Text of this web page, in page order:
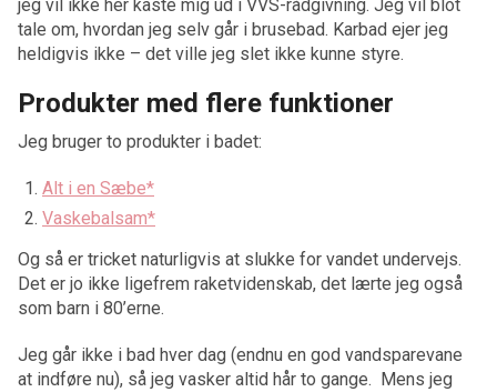
jeg vil ikke her kaste mig ud i VVS-rådgivning. Jeg vil blot
tale om, hvordan jeg selv går i brusebad. Karbad ejer jeg
heldigvis ikke – det ville jeg slet ikke kunne styre.
Produkter med flere funktioner
Jeg bruger to produkter i badet:
Alt i en Sæbe*
Vaskebalsam*
Og så er tricket naturligvis at slukke for vandet undervejs.
Det er jo ikke ligefrem raketvidenskab, det lærte jeg også
som barn i 80’erne.
Jeg går ikke i bad hver dag (endnu en god vandsparevane
at indføre nu), så jeg vasker altid hår to gange. Mens jeg